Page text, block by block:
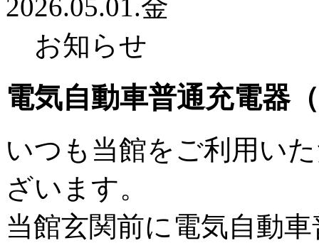
2026.05.01.金
お知らせ
電気自動車普通充電器
いつも当館をご利用い
ざいます。
当館玄関前に電気自動